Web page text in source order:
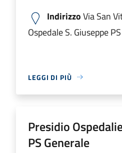
IndirizzoVia San
Ospedale S. Giuseppe
LEGGI DI PIÙ
Presidio
PS Generale